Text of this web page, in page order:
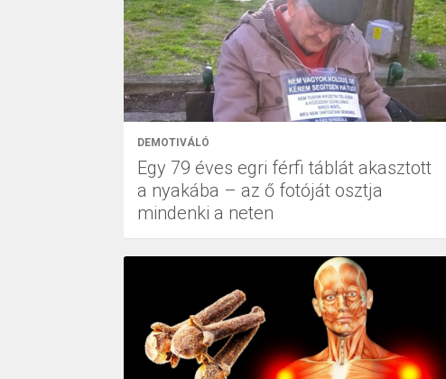
DEMOTIVÁLÓ
Egy 79 éves egri férfi táblát akasztott
a nyakába – az ő fotóját osztja
mindenki a neten